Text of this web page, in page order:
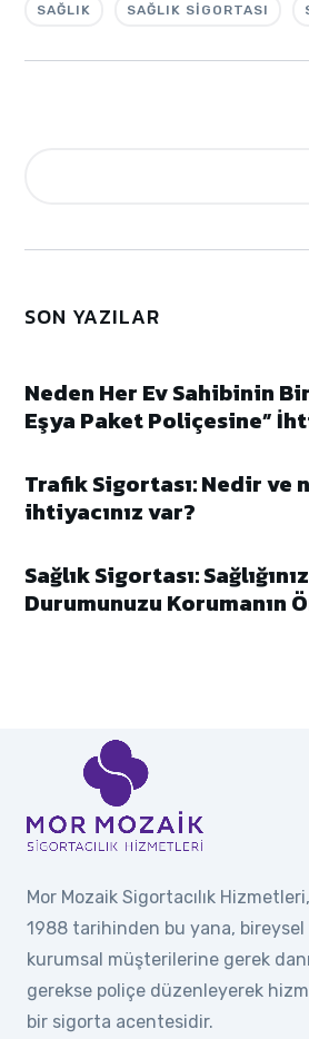
SAĞLIK SAĞLIK SIGORTASI
SON YAZILAR
Neden Her Ev Sahibinin
Eşya Paket Poliçesine”
Trafik Sigortası: Nedir ve
ihtiyacınız var?
Sağlık Sigortası:
Durumunuzu Korumanın
Mor Mozaik Sigortacılık
1988 tarihinden bu yana, bireysel
kurumsal müşterilerine gerek
gerekse poliçe düzenleyerek
bir sigorta acentesidir.